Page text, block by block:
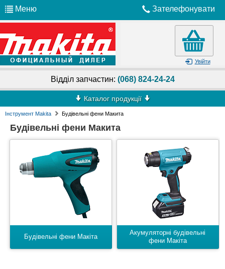
Меню Зателефонувати
Увійти
Відділ запчастин: (068) 824-24-24
Каталог продукції
Інструмент Makita Будівельні фени Макита
Будівельні фени Макита
Будівельні фени Макіта
Акумуляторні будівельні
фени Макіта